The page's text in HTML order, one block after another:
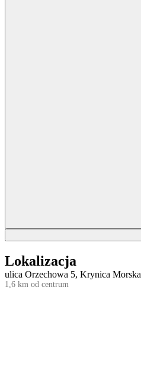
Lokalizacja
ulica Orzechowa 5, Krynica Morska
1,6 km od centrum